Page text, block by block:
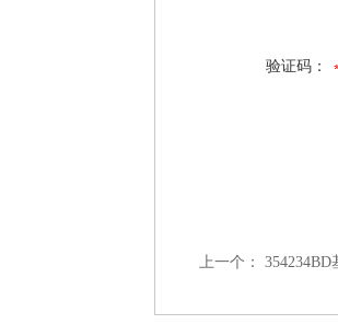
验证码：
上一个： 354234BD